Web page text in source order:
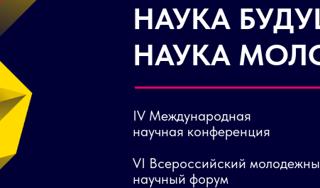
VI Всероссийский
научный форум
НАУКА
IV Международная
научная конференция
НАУКА